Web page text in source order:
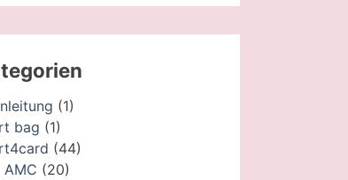
(1)
bag (1)
(44)
AMC (20)